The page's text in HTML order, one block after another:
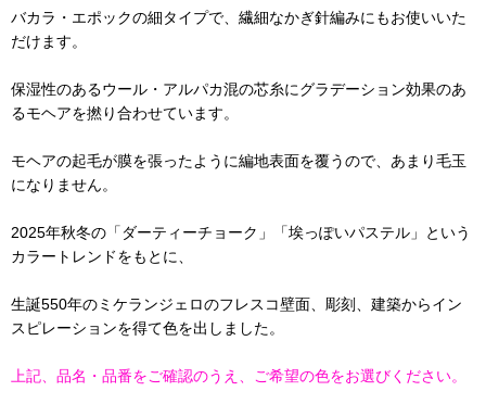
バカラ・エポックの細タイプで、繊細なかぎ針編みにもお使いいた
だけます。
保湿性のあるウール・アルパカ混の芯糸にグラデーション効果のあ
るモヘアを撚り合わせています。
モヘアの起毛が膜を張ったように編地表面を覆うので、あまり毛玉
になりません。
2025年秋冬の「ダーティーチョーク」「埃っぽいパステル」という
カラートレンドをもとに、
生誕550年のミケランジェロのフレスコ壁面、彫刻、建築からイン
スピレーションを得て色を出しました。
上記、品名・品番をご確認のうえ、ご希望の色をお選びください。